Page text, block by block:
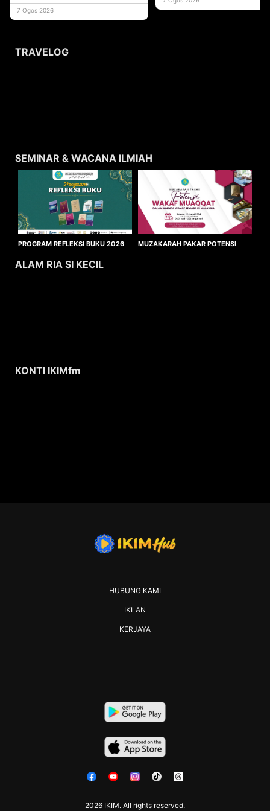
usaha
7 Ogos 2026
TRAVELOG
SEMINAR & WACANA ILMIAH
PROGRAM REFLEKSI BUKU 2026
MUZAKARAH PAKAR POTENSI
ALAM RIA SI KECIL
KONTI IKIMfm
2026 IKIM. All rights reserved.
HUBUNG KAMI
IKLAN
KERJAYA